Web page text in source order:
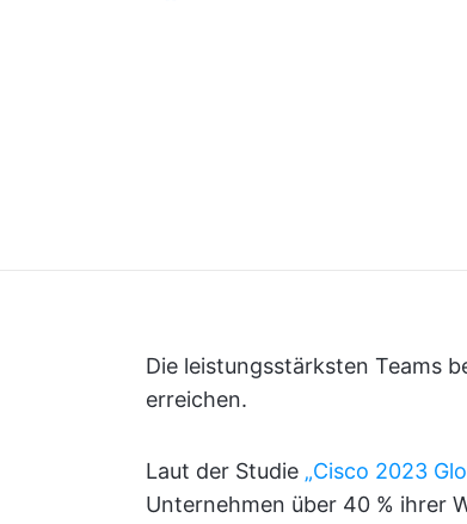
Die leistungsstärksten Teams
erreichen.
Laut der Studie „Cisco 2023
Unternehmen über 40 % ihrer